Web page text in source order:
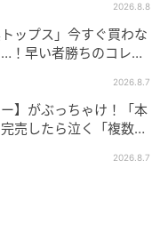
トップス３着をレイ
、スラックスとい
ムを、スウェードベ
2026.8.8
ップス」今すぐ買わな
！早い者勝ちのコレ買
2026.8.7
ー】がぶっちゃけ！「本
売したら泣く「複数買
2026.8.7